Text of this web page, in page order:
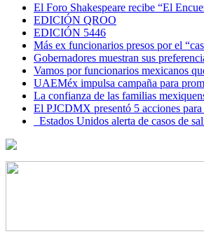
El Foro Shakespeare recibe “El
EDICIÓN QROO
EDICIÓN 5446
Más ex funcionarios presos por el
Gobernadores muestran sus
Vamos por funcionarios mexicanos
UAEMéx impulsa campaña para
La confianza de las familias
El PJCDMX presentó 5 acciones
Estados Unidos alerta de casos de